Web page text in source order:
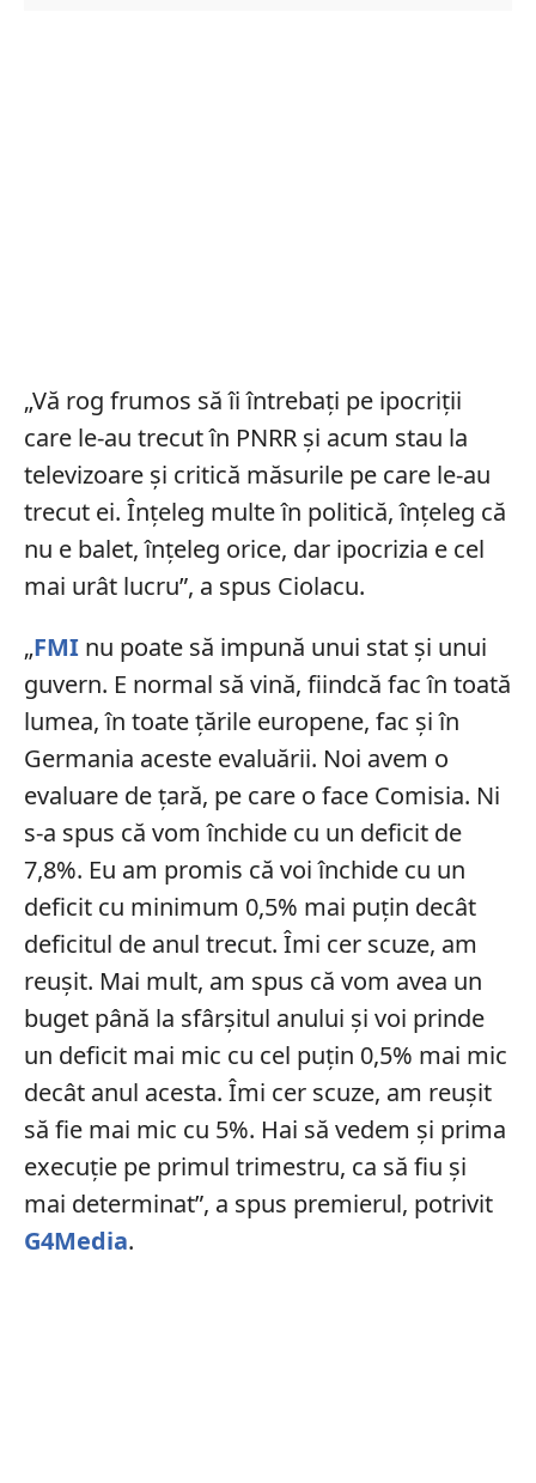
„Vă rog frumos să îi întrebaţi pe ipocriţii
care le-au trecut în PNRR şi acum stau la
televizoare şi critică măsurile pe care le-au
trecut ei. Înţeleg multe în politică, înţeleg că
nu e balet, înţeleg orice, dar ipocrizia e cel
mai urât lucru”, a spus Ciolacu.
„FMInu poate să impună unui stat şi unui
guvern. E normal să vină, fiindcă fac în toată
lumea, în toate ţările europene, fac şi în
Germania aceste evaluării. Noi avem o
evaluare de ţară, pe care o face Comisia. Ni
s-a spus că vom închide cu un deficit de
7,8%. Eu am promis că voi închide cu un
deficit cu minimum 0,5% mai puţin decât
deficitul de anul trecut. Îmi cer scuze, am
reuşit. Mai mult, am spus că vom avea un
buget până la sfârşitul anului şi voi prinde
un deficit mai mic cu cel puţin 0,5% mai mic
decât anul acesta. Îmi cer scuze, am reuşit
să fie mai mic cu 5%. Hai să vedem şi prima
execuţie pe primul trimestru, ca să fiu şi
mai determinat”, a spus premierul, potrivit
G4Media.